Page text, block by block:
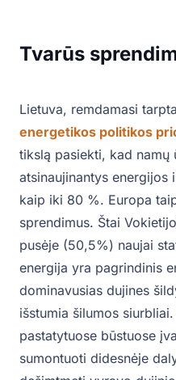
Tvarūs
Lietuva, remdamasi
energetikos politikos
tikslą pasiekti, kad namų
atsinaujinantys energijos
kaip iki 80 %. Europa
sprendimus. Štai
pusėje (50,5%) naujai
energija yra pagrindinis
dominavusias dujines
išstumia šilumos
pastatytuose būstuose
sumontuoti didesnėje